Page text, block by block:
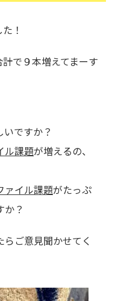
！
で９本増えてまーす
ですか？
ル課題が増えるの、
ァイル課題がたっぷ
か？
ご意見聞かせてく